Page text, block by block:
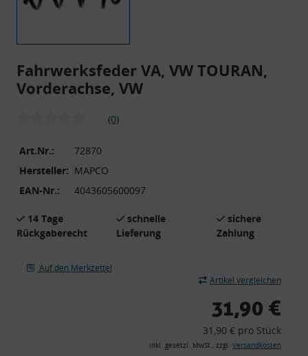
Fahrwerksfeder VA, VW TOURAN,
Vorderachse, VW
(0)
Art.Nr.:
72870
Hersteller: MAPCO
EAN-Nr.:
4043605600097
14 Tage
Rückgaberecht
schnelle
Lieferung
sichere
Zahlung
Auf den Merkzettel
Artikel vergleichen
31,90 €
31,90 € pro Stück
inkl. gesetzl. MwSt., zzgl. Versandkosten